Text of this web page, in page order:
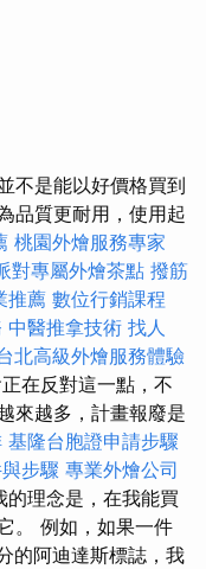
不是能以好價格買到
品質更耐用，使用起
桃園外燴服務專家
對專屬外燴茶點 撥筋
推薦 數位行銷課程
中醫推拿技術 找人
北高級外燴服務體驗
在反對這一點，不
來越多，計畫報廢是
基隆台胞證申請步驟
步驟 專業外燴公司
的理念是，在我能買
。 例如，如果一件
的阿迪達斯標誌，我